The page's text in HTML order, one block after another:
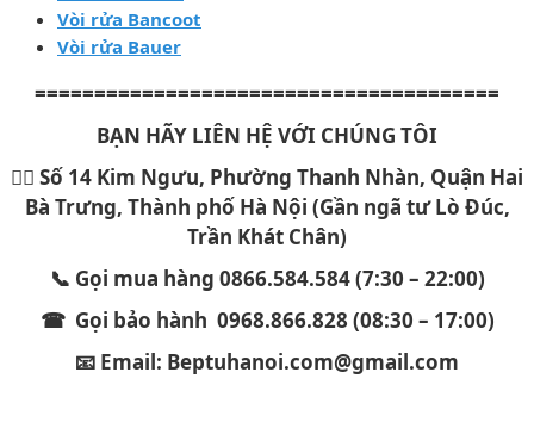
Vòi rửa Bancoot
Vòi rửa Bauer
=======================================
BẠN HÃY LIÊN HỆ VỚI CHÚNG TÔI
🏳️‍🌈 Số 14 Kim Ngưu, Phường Thanh Nhàn, Quận Hai
Bà Trưng, Thành phố Hà Nội (Gần ngã tư Lò Đúc,
Trần Khát Chân)
📞 Gọi mua hàng 0866.584.584 (7:30 – 22:00)
☎ Gọi bảo hành 0968.866.828 (08:30 – 17:00)
📧 Email: Beptuhanoi.com@gmail.com